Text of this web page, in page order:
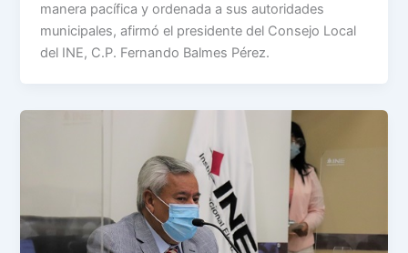
manera pacífica y ordenada a sus autoridades
municipales, afirmó el presidente del Consejo Local
del INE, C.P. Fernando Balmes Pérez.